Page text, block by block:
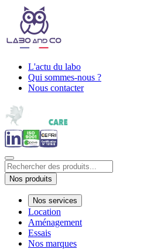
L'actu du labo
Qui sommes-nous ?
Nous contacter
Nos produits
Nos services
Location
Aménagement
Essais
Nos marques